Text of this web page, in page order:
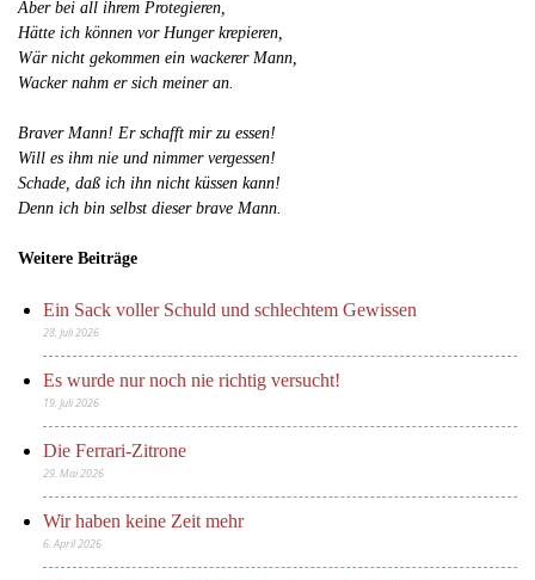
Aber bei all ihrem Protegieren,
Hätte ich können vor Hunger krepieren,
Wär nicht gekommen ein wackerer Mann,
Wacker nahm er sich meiner an.
Braver Mann! Er schafft mir zu essen!
Will es ihm nie und nimmer vergessen!
Schade, daß ich ihn nicht küssen kann!
Denn ich bin selbst dieser brave Mann.
Weitere Beiträge
Ein Sack voller Schuld und schlechtem Gewissen
28. Juli 2026
Es wurde nur noch nie richtig versucht!
19. Juli 2026
Die Ferrari-Zitrone
29. Mai 2026
Wir haben keine Zeit mehr
6. April 2026